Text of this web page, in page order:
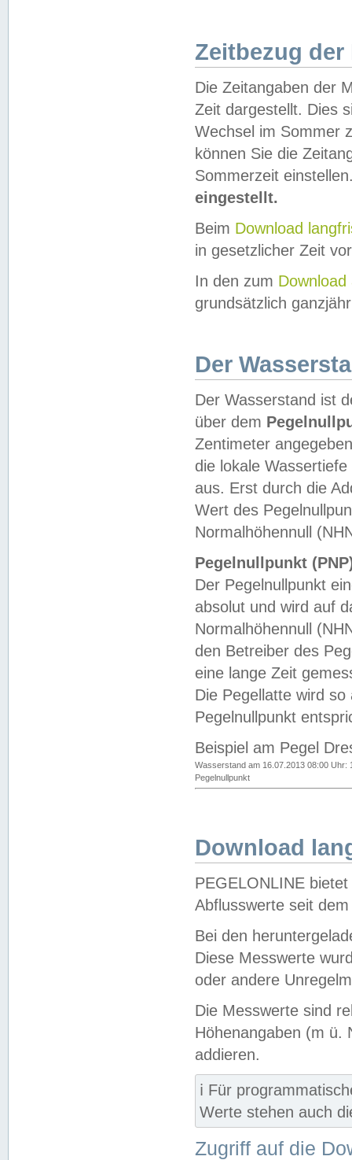
Zeitbezug der
Die Zeitangaben der
Zeit dargestellt. Dies
Wechsel im Sommer
können Sie die
Sommerzeit
eingestellt.
Beim Download
in gesetzlicher Zeit
In den zum Download
grundsätzlich
Der
Der Wasserstand ist
über dem
Zentimeter
die lokale
aus. Erst durch die
Wert des
Normalhöhennull
Pegelnullpunkt
Der Pegelnullpunkt
absolut und wird auf
Normalhöhennull
den Betreiber des
eine lange Zeit
Die Pegellatte wird
Pegelnullpunkt
Beispiel am Pegel
Wasserstand am 16.07.2013 08:00 Uhr:
Pegelnullpunkt
Download
PEGELONLINE
Abflusswerte seit
Bei den
Diese Messwerte
oder andere
Die Messwerte sind
Höhenangaben (m ü.
addieren.
ℹ️ Für
Werte stehen auch
Zugriff auf die